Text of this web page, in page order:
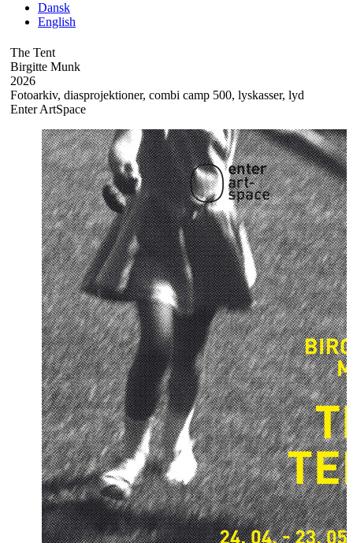
Dansk
English
The Tent
Birgitte Munk
2026
Fotoarkiv, diasprojektioner, combi camp 500, lyskasser, lyd
Enter ArtSpace